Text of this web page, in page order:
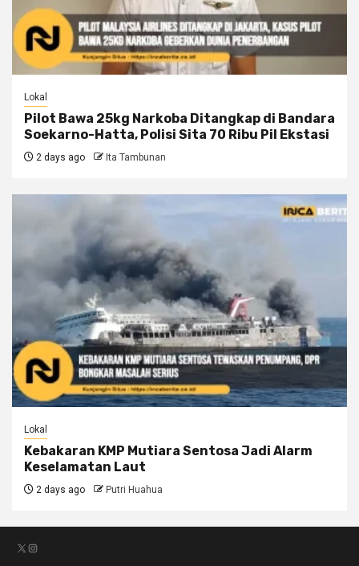
Lokal
Pilot Bawa 25kg Narkoba Ditangkap di Bandara
Soekarno-Hatta, Polisi Sita 70 Ribu Pil Ekstasi
2 days ago Ita Tambunan
Lokal
Kebakaran KMP Mutiara Sentosa Jadi Alarm
Keselamatan Laut
2 days ago Putri Huahua
X Instagram